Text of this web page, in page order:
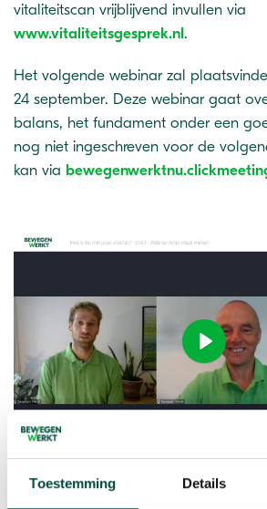
Toestemming Details
vitaliteitscan vrijblijvend invullen via
www.vitaliteitsgesprek.nl.
Het volgende webinar zal
24 september. Deze webinar gaat
balans, het fundament onder een
nog niet ingeschreven voor de
kan via
Play